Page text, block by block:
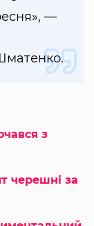
—
з
черешні за